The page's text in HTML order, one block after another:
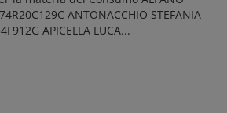
ANTONACCHIO STEFANIA
APICELLA LUCA...